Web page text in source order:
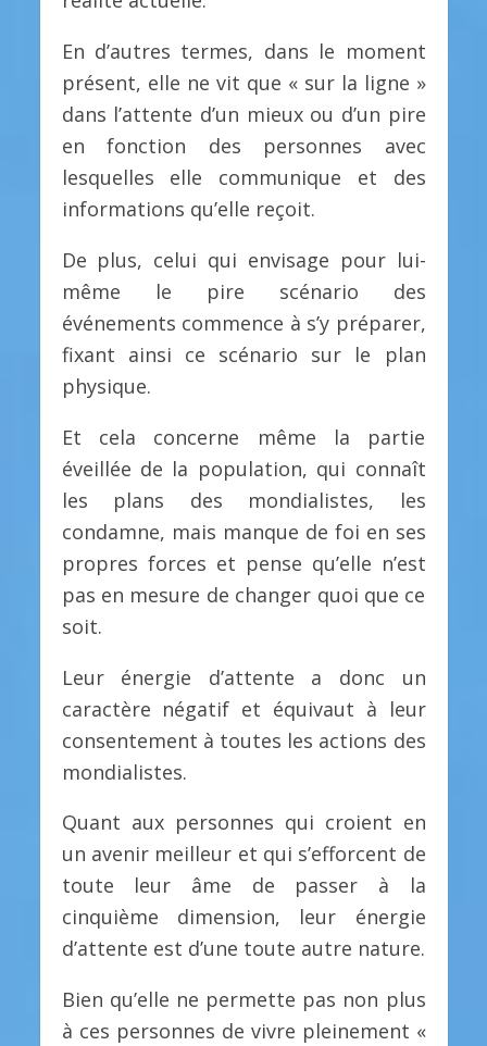
En d’autres termes, dans le moment
présent, elle ne vit que « sur la ligne »
dans l’attente d’un mieux ou d’un pire
en fonction des personnes avec
lesquelles elle communique et des
informations qu’elle reçoit.
De plus, celui qui envisage pour lui-
même le pire scénario des
événements commence à s’y préparer,
fixant ainsi ce scénario sur le plan
physique.
Et cela concerne même la partie
éveillée de la population, qui connaît
les plans des mondialistes, les
condamne, mais manque de foi en ses
propres forces et pense qu’elle n’est
pas en mesure de changer quoi que ce
soit.
Leur énergie d’attente a donc un
caractère négatif et équivaut à leur
consentement à toutes les actions des
mondialistes.
Quant aux personnes qui croient en
un avenir meilleur et qui s’efforcent de
toute leur âme de passer à la
cinquième dimension, leur énergie
d’attente est d’une toute autre nature.
Bien qu’elle ne permette pas non plus
à ces personnes de vivre pleinement «